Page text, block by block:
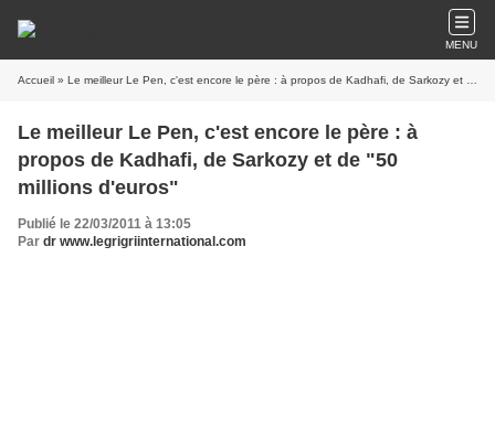
MENU
Accueil » Le meilleur Le Pen, c'est encore le père : à propos de Kadhafi, de Sarkozy et de "50 millions d'euros"
Le meilleur Le Pen, c'est encore le père : à
propos de Kadhafi, de Sarkozy et de "50
millions d'euros"
Publié le 22/03/2011 à 13:05
Par dr www.legrigriinternational.com